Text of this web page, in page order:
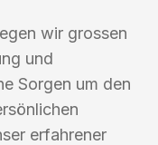
wir grossen
und
Sorgen um den
erfahrener